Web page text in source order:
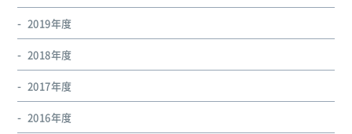
2019年度
2018年度
2017年度
2016年度